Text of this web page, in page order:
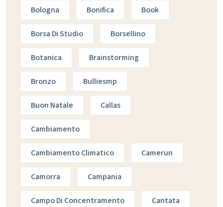
Bologna Bonifica Book
Borsa Di Studio Borsellino
Botanica Brainstorming
Bronzo Bulliesmp
Buon Natale Callas
Cambiamento
Cambiamento Climatico Camerun
Camorra Campania
Campo Di Concentramento Cantata